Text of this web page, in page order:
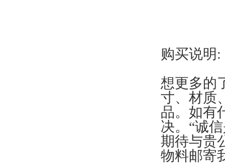
购买说明:
想更多的
寸、材质
品。如有
决。“诚
期待与贵
物料邮寄